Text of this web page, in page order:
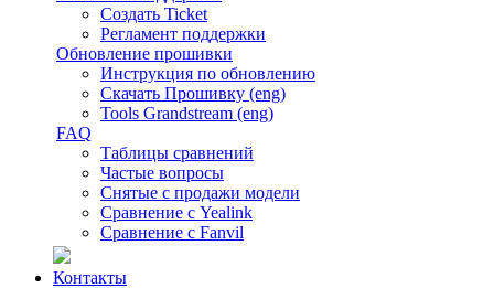
Создать Ticket
Регламент поддержки
Обновление прошивки
Инструкция по обновлению
Скачать Прошивку (eng)
Tools Grandstream (eng)
FAQ
Таблицы сравнений
Частые вопросы
Снятые с продажи модели
Сравнение с Yealink
Сравнение с Fanvil
Контакты